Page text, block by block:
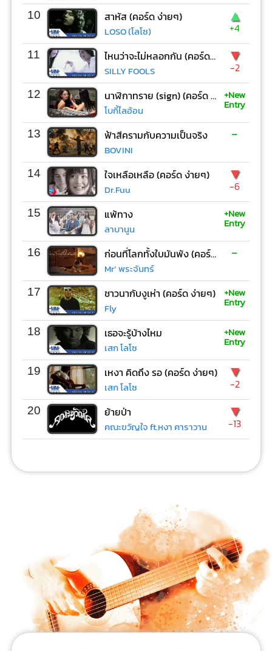
10 สาหัส (คอร์ด ง่ายๆ)
LOSO (โลโซ)
▲
+4
11 ไหนว่าจะไม่หลอกกัน (คอร์ด ง่ายๆ)
SILLY FOOLS
▼
-2
12 นาฬิกาทราย (sign) (คอร์ด ง่ายๆ)
โบกี้ไลอ้อน
+New
Entry
13 ฟ้าสีครามกับความเป็นจริง
BOVINI
-
14 ใจเหลือเหลือ (คอร์ด ง่ายๆ)
Dr.Fuu
▼
-6
15 แพ้ทาง
ลาบานูน
+New
Entry
16 ก่อนที่โลกทั้งใบมันพัง (คอร์ด ง่ายๆ)
Mr’ พระจันทร์
-
17 ชาวนากับงูเห่า (คอร์ด ง่ายๆ)
Fly
+New
Entry
18 เธอจะรู้บ้างไหม
เสก โลโซ
+New
Entry
19 เหงา คิดถึง รอ (คอร์ด ง่ายๆ)
เสก โลโซ
▼
-2
20 ย้ายป่า
คณะขวัญใจ ft.หงา คาราวาน
▼
-13